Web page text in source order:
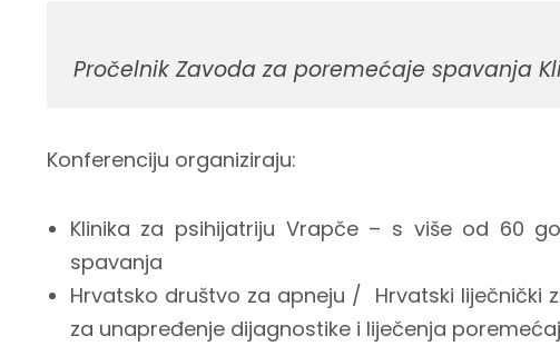
Pročelnik Zavoda za poremećaje spavanja
Konferenciju organiziraju:
Klinika za psihijatriju Vrapče – s više od 60
spavanja
Hrvatsko društvo za apneju / Hrvatski
za unapređenje dijagnostike i liječenja